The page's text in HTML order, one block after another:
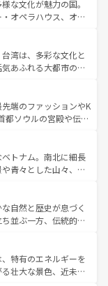
車の旅も、アメリカ
スピリット」と呼ば
イアンミュージッ
がハワイの魅力を彩
感動が待っているハ
な文化が魅力の国。
オペラハウス、オー
ルル（エアーズロッ
アンズの熱帯雨林な
ェやワイン、オージ
、サーフィンやダイ
好きにはたまらな
分に味わいつくそ
湾は、多彩な文化と
あふれる大都市の台
部など、都市の喧騒
る人に新しい発見と
い台湾の食文化も魅
ラエティ豊かな料理
は コンテンツ一覧を参
端のファッションやK
都ソウルの宮殿や伝統
然美を楽しむことが
のストリートフード
る。夜には、韓国な
魅力を心ゆくまで味
着の韓国情報はコンテンツ一
トナム。南北に細長
青々とした山々、世
イの古い町並みやホ
も、独特の雰囲気を
豊かさとおいしさで
コーヒーなどは、ぜ
てもあたたかい人々
忘れられない旅にな
自然と歴史が息づく
並ぶ一方、伝統的な
ンマイなどの山岳地
ットやクラビの美し
ができる。タイ料理
特有のエネルギーを
壮大な景色、近未来